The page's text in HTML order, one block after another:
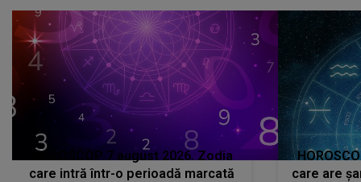
HOROSCOP 7 august 2026. Zodia
care intră într-o perioadă marcată
care are